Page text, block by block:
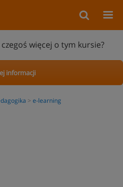
więcej o tym kursie?
informacji
e-learning